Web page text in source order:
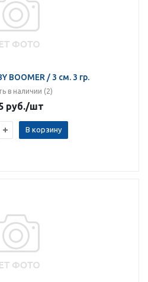
BOOMER / 3 см. 3 гр.
в наличии (2)
руб./шт
В корзину